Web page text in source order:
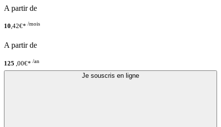
A partir de
10,42€* /mois
A partir de
125 ,00€* /an
Je souscris en ligne